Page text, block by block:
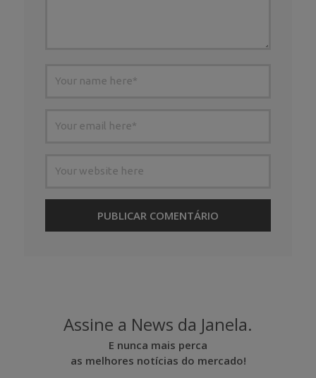
Assine a News da Janela.
E nunca mais perca
as melhores notícias do mercado!